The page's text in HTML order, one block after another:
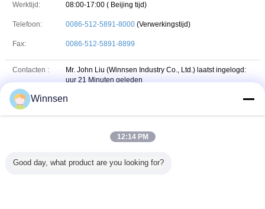
Werktijd: 08:00-17:00 ( Beijing tijd)
Telefoon: 0086-512-5891-8000 (Verwerkingstijd)
Fax: 0086-512-5891-8899
Contacten : Mr. John Liu (Winnsen Industry Co., Ltd.) laatst ingelogd:
uur 21 Minuten geleden
Functie : Vice President of Sales Department
+8613806220600 Whatsapp
WeChat : 86-13806220600 wechat
Winnsen
12:14 PM
Good day, what product are you looking for?